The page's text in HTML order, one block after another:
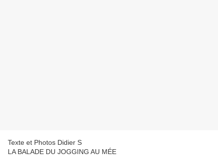
Texte et Photos Didier S
LA BALADE DU JOGGING AU MÉE